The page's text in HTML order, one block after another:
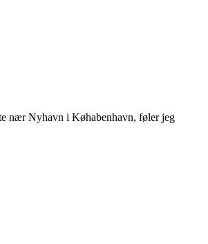
nær Nyhavn i Køhabenhavn, føler jeg